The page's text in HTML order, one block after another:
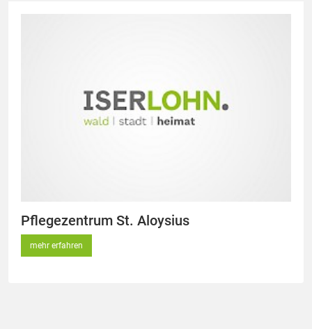
Pflegezentrum St. Aloysius
mehr erfahren